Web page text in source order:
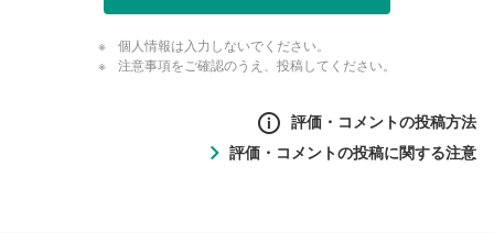
個人情報は入力しないでください。
注意事項をご確認のうえ、投稿してください。
評価・コメントの投稿方法
評価・コメントの投稿に関する注意